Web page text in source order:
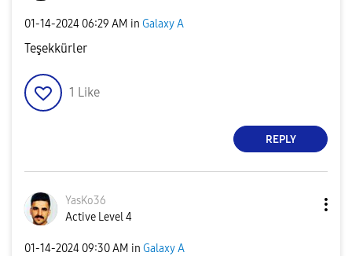
‎01-14-2024 06:29 AM in Galaxy A
Teşekkürler
1 Like
REPLY
YasKo36
Active Level 4
‎01-14-2024 09:30 AM in Galaxy A